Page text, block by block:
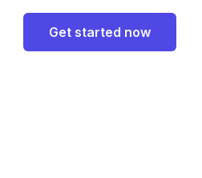
Get started now